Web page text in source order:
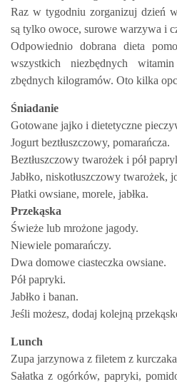
Raz w tygodniu zorganizuj dzień
są tylko owoce, surowe warzywa i
Odpowiednio dobrana dieta
wszystkich niezbędnych
zbędnych kilogramów. Oto kilka
Śniadanie
Gotowane jajko i dietetyczne
Jogurt beztłuszczowy, pomarańcza.
Beztłuszczowy twarożek i pół
Jabłko, niskotłuszczowy twarożek,
Płatki owsiane, morele, jabłka.
Przekąska
Świeże lub mrożone jagody.
Niewiele pomarańczy.
Dwa domowe ciasteczka owsiane.
Pół papryki.
Jabłko i banan.
Jeśli możesz, dodaj kolejną
Lunch
Zupa jarzynowa z filetem z
Sałatka z ogórków, papryki,